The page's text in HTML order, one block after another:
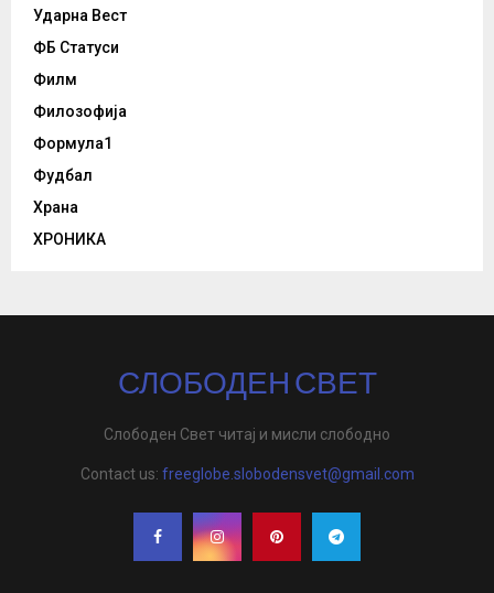
Ударна Вест
ФБ Статуси
Филм
Филозофија
Формула1
Фудбал
Храна
ХРОНИКА
СЛОБОДЕН СВЕТ
Слободен Свет читај и мисли слободно
Contact us: freeglobe.slobodensvet@gmail.com